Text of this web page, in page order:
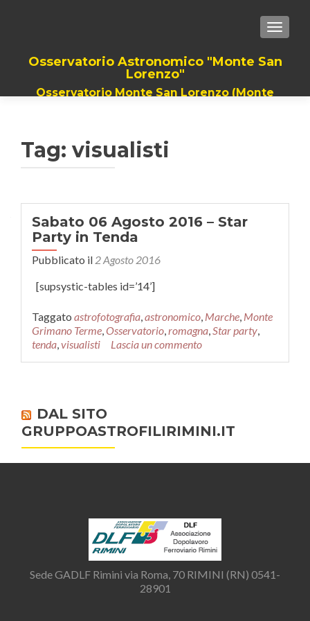
Osservatorio Astronomico "Monte San
Lorenzo"
Osservatorio Monte San Lorenzo (Monte
Tag: visualisti
Sabato 06 Agosto 2016 – Star
Party in Tenda
Pubblicato il 2 Agosto 2016
[supsystic-tables id=’14’]
Taggato astrofotografia,astronomico, Marche, Monte
Grimano Terme,Osservatorio,romagna,Star party,
tenda,visualisti Lascia un commento
DAL SITO
GRUPPOASTROFILIRIMINI.IT
Sede GADLF Rimini via Roma, 70 RIMINI (RN) 0541-
28901